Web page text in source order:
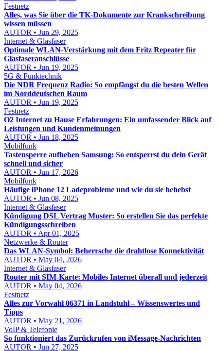
Festnetz
Alles, was Sie über die TK-Dokumente zur Krankschreibung
wissen müssen
AUTOR • Jun 29, 2025
Internet & Glasfaser
Optimale WLAN-Verstärkung mit dem Fritz Repeater für
Glasfaseranschlüsse
AUTOR • Jun 19, 2025
5G & Funktechnik
Die NDR Frequenz Radio: So empfängst du die besten Wellen
im Norddeutschen Raum
AUTOR • Jun 19, 2025
Festnetz
O2 Internet zu Hause Erfahrungen: Ein umfassender Blick auf
Leistungen und Kundenmeinungen
AUTOR • Jun 18, 2025
Mobilfunk
Tastensperre aufheben Samsung: So entsperrst du dein Gerät
schnell und sicher
AUTOR • Jun 17, 2026
Mobilfunk
Häufige iPhone 12 Ladeprobleme und wie du sie behebst
AUTOR • Jun 08, 2025
Internet & Glasfaser
Kündigung DSL Vertrag Muster: So erstellen Sie das perfekte
Kündigungsschreiben
AUTOR • Apr 01, 2025
Netzwerke & Router
Das WLAN-Symbol: Beherrsche die drahtlose Konnektivität
AUTOR • May 04, 2026
Internet & Glasfaser
Router mit SIM-Karte: Mobiles Internet überall und jederzeit
AUTOR • May 04, 2026
Festnetz
Alles zur Vorwahl 06371 in Landstuhl – Wissenswertes und
Tipps
AUTOR • May 21, 2026
VoIP & Telefonie
So funktioniert das Zurückrufen von iMessage-Nachrichten
AUTOR • Jun 27, 2025